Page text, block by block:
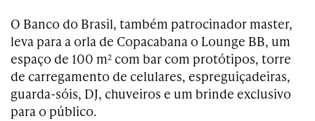
O Banco do Brasil, também patrocinador master,
leva para a orla de Copacabana o Lounge BB, um
espaço de 100 m² com bar com protótipos, torre
de carregamento de celulares, espreguiçadeiras,
guarda-sóis, DJ, chuveiros e um brinde exclusivo
para o público.